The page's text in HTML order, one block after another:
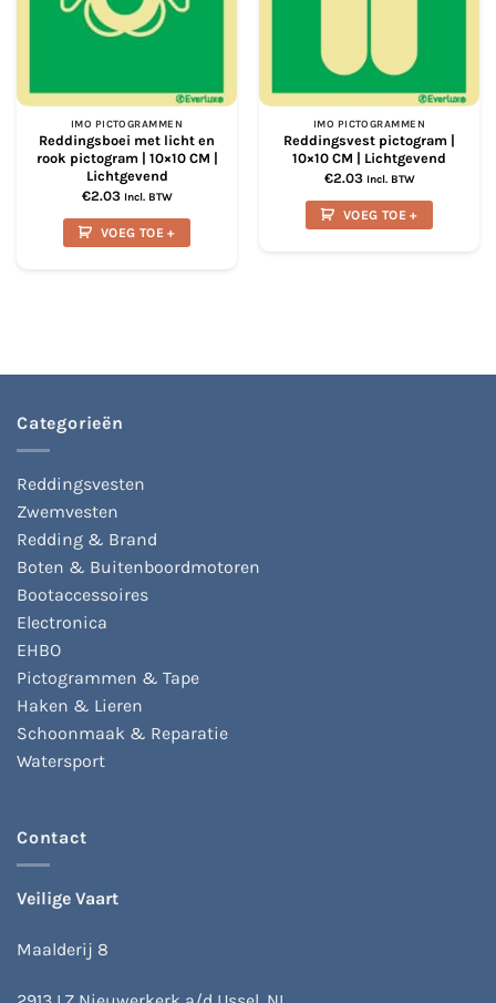
IMO PICTOGRAMMEN
Reddingsboei met licht en
rook pictogram | 10×10 CM |
Lichtgevend
€2.03 Incl. BTW
VOEG TOE +
IMO PICTOGRAMMEN
Reddingsvest pictogram |
10×10 CM | Lichtgevend
€2.03 Incl. BTW
VOEG TOE +
Categorieën
Reddingsvesten
Zwemvesten
Redding & Brand
Boten & Buitenboordmotoren
Bootaccessoires
Electronica
EHBO
Pictogrammen & Tape
Haken & Lieren
Schoonmaak & Reparatie
Watersport
Contact
Veilige Vaart
Maalderij 8